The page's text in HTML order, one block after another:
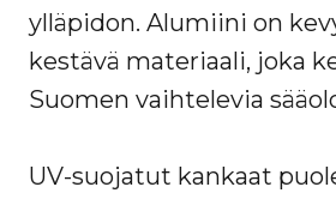
ylläpidon. Alumiini on
kestävä materiaali, joka
Suomen vaihtelevia
UV-suojatut kankaat